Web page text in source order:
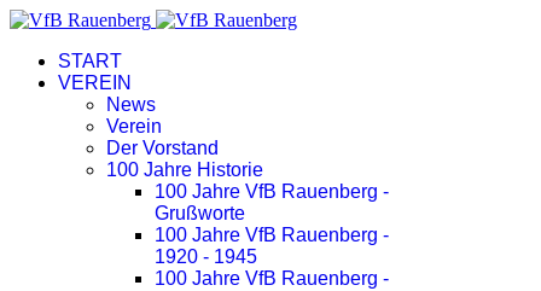
START
VEREIN
News
Verein
Der Vorstand
100 Jahre Historie
100 Jahre VfB Rauenberg -
Grußworte
100 Jahre VfB Rauenberg -
1920 - 1945
100 Jahre VfB Rauenberg -